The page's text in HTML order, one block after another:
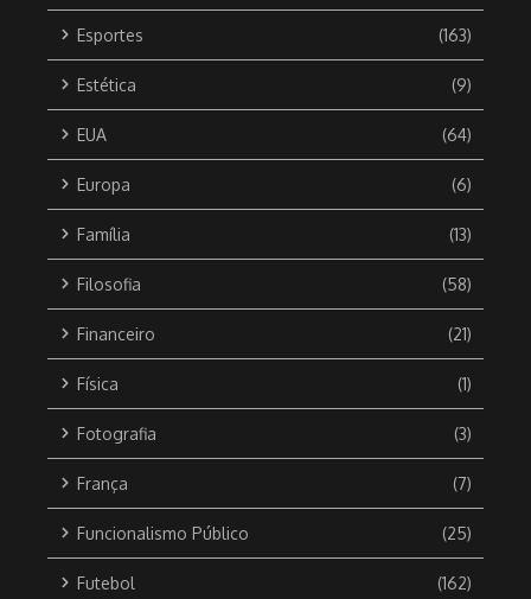
Esportes (163)
Estética (9)
EUA (64)
Europa (6)
Família (13)
Filosofia (58)
Financeiro (21)
Física (1)
Fotografia (3)
França (7)
Funcionalismo Público (25)
Futebol (162)